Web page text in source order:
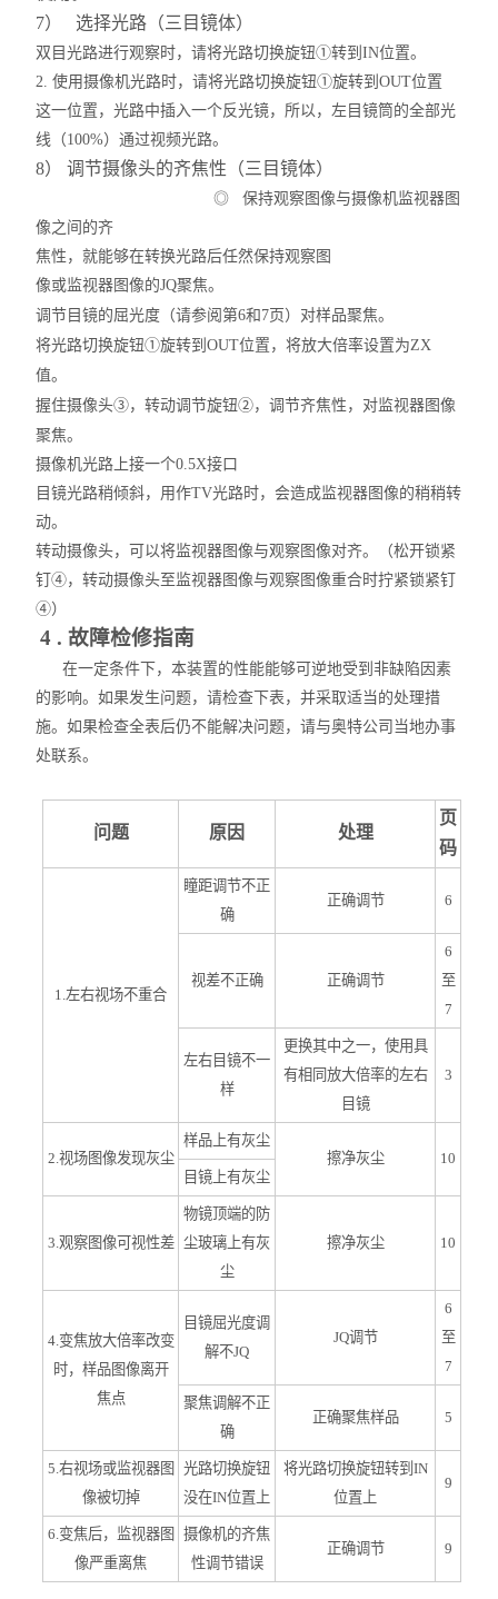
7）
选择光路（三目镜体）
双目光路进行观察时，请将光路切换旋钮①转到IN位置。
2. 使用摄像机光路时，请将光路切换旋钮①旋转到OUT位置
这一位置，光路中插入一个反光镜，所以，左目镜筒的全部光
线（100%）通过视频光路。
8） 调节摄像头的齐焦性（三目镜体）
◎ 保持观察图像与摄像机监视器图
像之间的齐
焦性，就能够在转换光路后任然保持观察图
像或监视器图像的JQ聚焦。
调节目镜的屈光度（请参阅第6和7页）对样品聚焦。
将光路切换旋钮①旋转到OUT位置，将放大倍率设置为ZX
值。
握住摄像头③，转动调节旋钮②，调节齐焦性，对监视器图像
聚焦。
摄像机光路上接一个0.5X接口
目镜光路稍倾斜，用作TV光路时，会造成监视器图像的稍稍转
动。
转动摄像头，可以将监视器图像与观察图像对齐。（松开锁紧
钉④，转动摄像头至监视器图像与观察图像重合时拧紧锁紧钉
④）
4 . 故障检修指南
在一定条件下，本装置的性能能够可逆地受到非缺陷因素
的影响。如果发生问题，请检查下表，并采取适当的处理措
施。如果检查全表后仍不能解决问题，请与奥特公司当地办事
处联系。
问题 原因 处理
页
码
1.左右视场不重合
瞳距调节不正
确
正确调节 6
视差不正确 正确调节
6
至
7
左右目镜不一
样
更换其中之一，使用具
有相同放大倍率的左右
目镜
3
2.视场图像发现灰尘
样品上有灰尘
擦净灰尘
10
目镜上有灰尘
3.观察图像可视性差
物镜顶端的防
尘玻璃上有灰
尘
擦净灰尘 10
4.变焦放大倍率改变
时，样品图像离开
焦点
目镜屈光度调
解不JQ
JQ调节
6
至
7
聚焦调解不正
确
正确聚焦样品 5
5.右视场或监视器图
像被切掉
光路切换旋钮
没在IN位置上
将光路切换旋钮转到IN
位置上
9
6.变焦后，监视器图
像严重离焦
摄像机的齐焦
性调节错误
正确调节 9